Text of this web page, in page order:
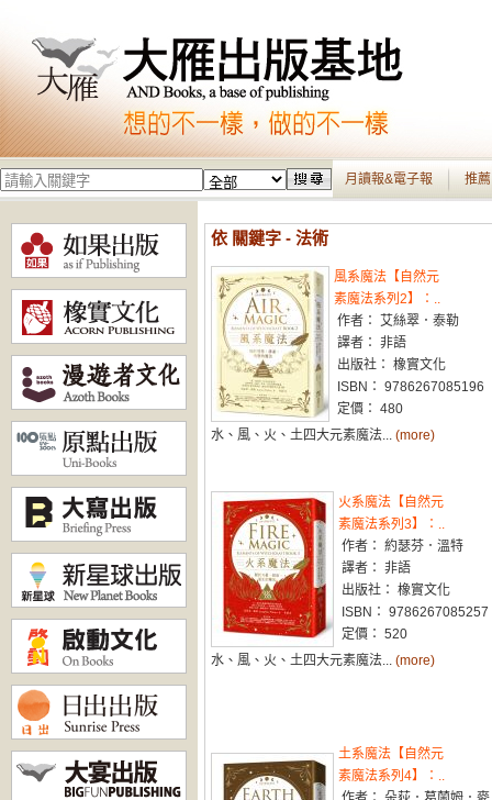
月讀報&電子報 推
依 關鍵字 - 法術
風系魔法【自然元
素魔法系列2】：..
作者： 艾絲翠．泰勒
譯者： 非語
出版社： 橡實文化
ISBN： 9786267085196
定價： 480
水、風、火、土四大元素魔法... (more)
火系魔法【自然元
素魔法系列3】：..
作者： 約瑟芬．溫特
譯者： 非語
出版社： 橡實文化
ISBN： 9786267085257
定價： 520
水、風、火、土四大元素魔法... (more)
土系魔法【自然元
素魔法系列4】：..